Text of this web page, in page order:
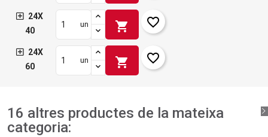
24X
40
un shopping_cart favorite_border
24X
60
un shopping_cart favorite_border
16 altres productes de la mateixa
categoria: